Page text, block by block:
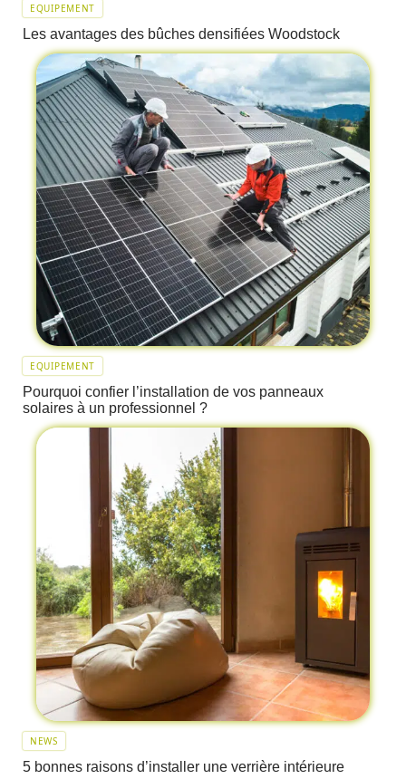
EQUIPEMENT
Les avantages des bûches densifiées Woodstock
EQUIPEMENT
Pourquoi confier l’installation de vos panneaux
solaires à un professionnel ?
NEWS
5 bonnes raisons d’installer une verrière intérieure